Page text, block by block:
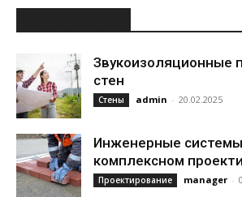
Звукоизоляционные
стен
Стены admin - 20.02.2025
Инженерные
комплексном
Проектирование manager -